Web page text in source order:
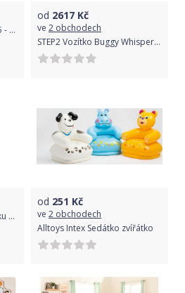
Elektrické autíčko Jeep JJ245 - žluté
od 2617 Kč
ve 2 obchodech
STEP2 Vozítko Buggy Whisper růžové
Sterntaler Chrastítko na ruku měsíček 6701672
od 251 Kč
ve 2 obchodech
Alltoys Intex Sedátko zvířátko